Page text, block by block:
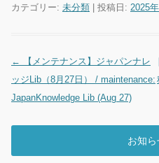
カテゴリー: 未分類 | 投稿日: 2025
投稿ナビゲーション
←
【メンテナンス】ジャパンナレ
ッジLib（8月27日） / maintenance:
JapanKnowledge Lib (Aug 27)
お知